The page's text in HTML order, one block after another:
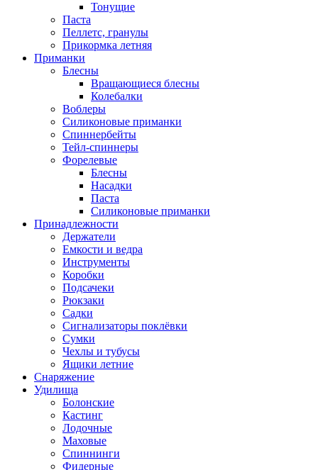
Тонущие
Паста
Пеллетс, гранулы
Прикормка летняя
Приманки
Блесны
Вращающиеся блесны
Колебалки
Воблеры
Силиконовые приманки
Спиннербейты
Тейл-спиннеры
Форелевые
Блесны
Насадки
Паста
Силиконовые приманки
Принадлежности
Держатели
Емкости и ведра
Инструменты
Коробки
Подсачеки
Рюкзаки
Садки
Сигнализаторы поклёвки
Сумки
Чехлы и тубусы
Ящики летние
Снаряжение
Удилища
Болонские
Кастинг
Лодочные
Маховые
Спиннинги
Фидерные